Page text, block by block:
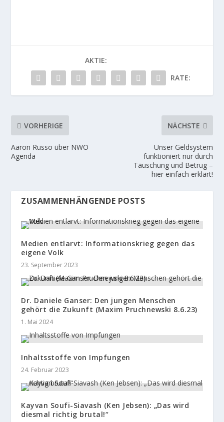
AKTIE:
RATE:
VORHERIGE
Aaron Russo über NWO
Agenda
NÄCHSTE
Unser Geldsystem
funktioniert nur durch
Täuschung und Betrug –
hier einfach erklärt!
ZUSAMMENHÄNGENDE POSTS
Medien entlarvt: Informationskrieg gegen das
eigene Volk
23. September 2023
Dr. Daniele Ganser: Den jungen Menschen
gehört die Zukunft (Maxim Pruchnewski 8.6.23)
1. Mai 2024
Inhaltsstoffe von Impfungen
24. Februar 2023
Kayvan Soufi-Siavash (Ken Jebsen): „Das wird
diesmal richtig brutal!“